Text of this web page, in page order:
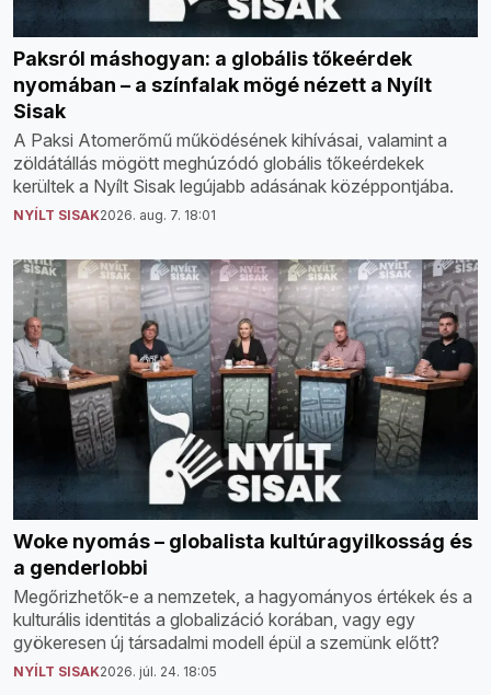
Paksról máshogyan: a globális tőkeérdek
nyomában – a színfalak mögé nézett a Nyílt
Sisak
A Paksi Atomerőmű működésének kihívásai, valamint a
zöldátállás mögött meghúzódó globális tőkeérdekek
kerültek a Nyílt Sisak legújabb adásának középpontjába.
NYÍLT SISAK2026. aug. 7. 18:01
Woke nyomás – globalista kultúragyilkosság és
a genderlobbi
Megőrizhetők-e a nemzetek, a hagyományos értékek és a
kulturális identitás a globalizáció korában, vagy egy
gyökeresen új társadalmi modell épül a szemünk előtt?
NYÍLT SISAK2026. júl. 24. 18:05